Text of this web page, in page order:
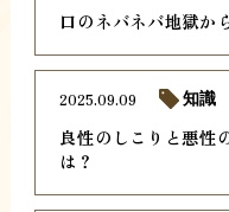
口のネバネバ地獄か
良性のしこりと悪性
は？
2025.09.09 知識